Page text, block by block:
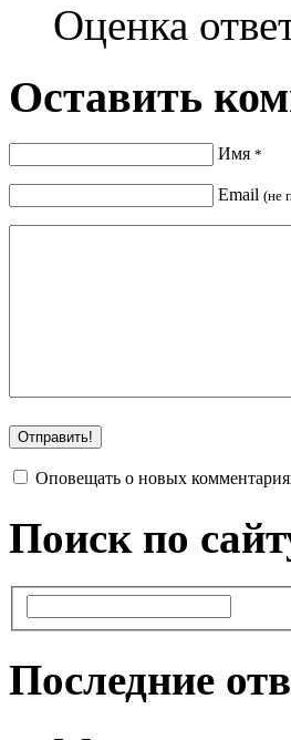
Оценка
Оставить
Имя *
Email (не
Оповещать о новых
Поиск по
Последние